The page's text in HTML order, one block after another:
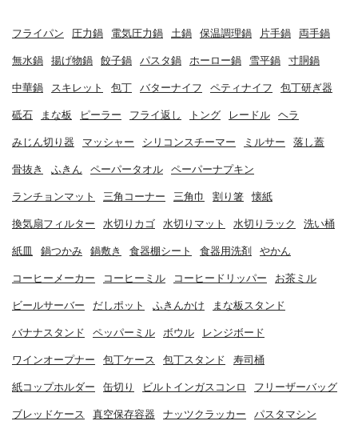
フライパン 圧力鍋 電気圧力鍋 土鍋 保温調理鍋 片手鍋 両手鍋
無水鍋 揚げ物鍋 餃子鍋 パスタ鍋 ホーロー鍋 雪平鍋 寸胴鍋
中華鍋 スキレット 包丁 バターナイフ ペティナイフ 包丁研ぎ器
砥石 まな板 ピーラー フライ返し トング レードル ヘラ
みじん切り器 マッシャー シリコンスチーマー ミルサー 落し蓋
骨抜き ふきん ペーパータオル ペーパーナプキン
ランチョンマット 三角コーナー 三角巾 割り箸 懐紙
換気扇フィルター 水切りカゴ 水切りマット 水切りラック 洗い桶
紙皿 鍋つかみ 鍋敷き 食器棚シート 食器用洗剤 やかん
コーヒーメーカー コーヒーミル コーヒードリッパー お茶ミル
ビールサーバー だしポット ふきんかけ まな板スタンド
バナナスタンド ペッパーミル ボウル レンジボード
ワインオープナー 包丁ケース 包丁スタンド 寿司桶
紙コップホルダー 缶切り ビルトインガスコンロ フリーザーバッグ
ブレッドケース 真空保存容器 ナッツクラッカー パスタマシン